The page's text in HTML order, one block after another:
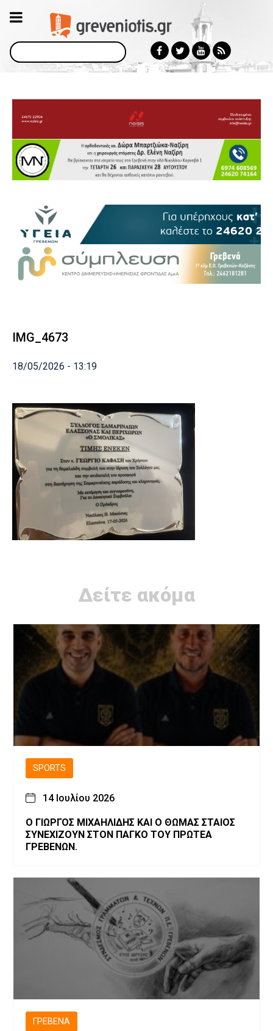
Αναζήτηση
IMG_4673
18/05/2026 - 13:19
Δείτε ακόμα
SPORTS
14 Ιουλίου 2026
Ο ΓΙΩΡΓΟΣ ΜΙΧΑΗΛΙΔΗΣ ΚΑΙ Ο ΘΩΜΑΣ ΣΤΑΙΟΣ
ΣΥΝΕΧΙΖΟΥΝ ΣΤΟΝ ΠΑΓΚΟ ΤΟΥ ΠΡΩΤΕΑ
ΓΡΕΒΕΝΩΝ.
ΓΡΕΒΕΝΆ